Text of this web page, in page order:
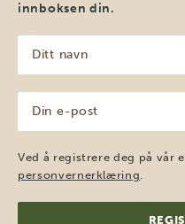
innboksen din.
navn
(Påkrevd)
post
(Påkrevd)
Ved å registrere deg på vår
personvernerklæring.